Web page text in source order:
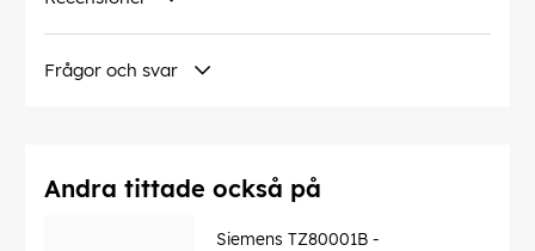
Frågor och svar
Andra tittade också på
Siemens TZ80001B -